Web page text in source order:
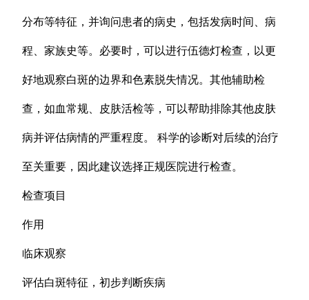
分布等特征，并询问患者的病史，包括发病时间、病
程、家族史等。必要时，可以进行伍德灯检查，以更
好地观察白斑的边界和色素脱失情况。其他辅助检
查，如血常规、皮肤活检等，可以帮助排除其他皮肤
病并评估病情的严重程度。 科学的诊断对后续的治疗
至关重要，因此建议选择正规医院进行检查。
检查项目
作用
临床观察
评估白斑特征，初步判断疾病